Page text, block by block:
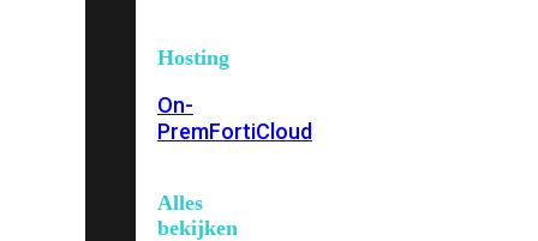
Hosting
On-
PremFortiCloud
Alles
bekijken